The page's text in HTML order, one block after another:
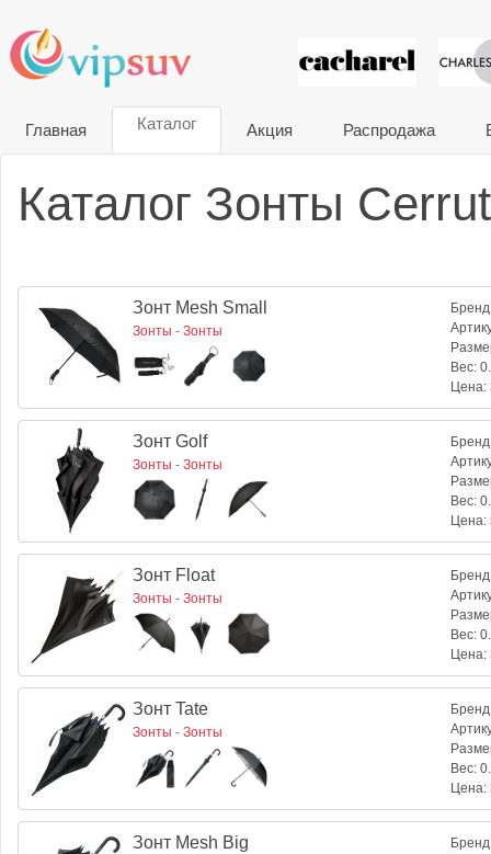
VIP
Главная Каталог Акция Распродажа
Каталог Зонты
Зонт Mesh Small
Зонты - Зонты
Вес:
Цена:
Зонт Golf
Зонты - Зонты
Вес:
Цена:
Зонт Float
Зонты - Зонты
Вес:
Цена:
Зонт Tate
Зонты - Зонты
Вес:
Цена:
Зонт Mesh Big